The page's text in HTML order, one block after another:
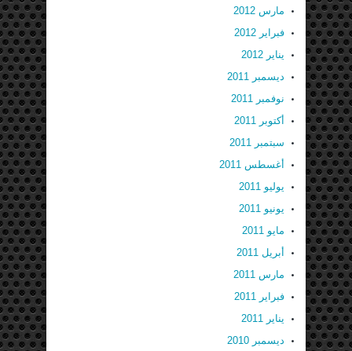
مارس 2012
فبراير 2012
يناير 2012
ديسمبر 2011
نوفمبر 2011
أكتوبر 2011
سبتمبر 2011
أغسطس 2011
يوليو 2011
يونيو 2011
مايو 2011
أبريل 2011
مارس 2011
فبراير 2011
يناير 2011
ديسمبر 2010